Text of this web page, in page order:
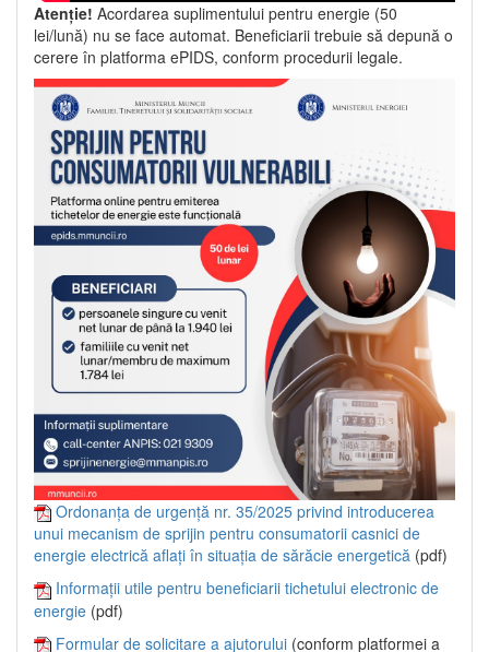
Atenție! Acordarea suplimentului pentru energie (50
lei/lună) nu se face automat. Beneficiarii trebuie să depună o
cerere în platforma ePIDS, conform procedurii legale.
Ordonanța de urgență nr. 35/2025 privind introducerea
unui mecanism de sprijin pentru consumatorii casnici de
energie electrică aflați în situația de sărăcie energetică (pdf)
Informații utile pentru beneficiarii tichetului electronic de
energie (pdf)
Formular de solicitare a ajutorului (conform platformei a